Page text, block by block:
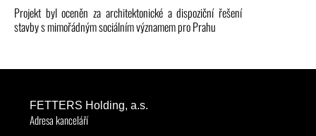
Projekt byl oceněn za architektonické a dispoziční řešení
stavby s mimořádným sociálním významem pro Prahu
FETTERS Holding, a.s.
Adresa kanceláří